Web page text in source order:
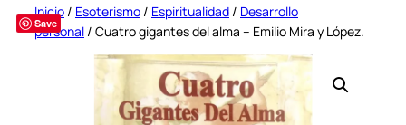
Save
Inicio / Esoterismo / Espiritualidad / Desarrollo
personal / Cuatro gigantes del alma – Emilio Mira y López.